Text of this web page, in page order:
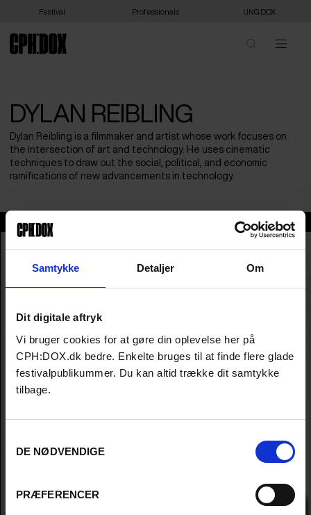
Samtykke Detaljer Om
Dit digitale aftryk
Vi bruger cookies for at gøre din oplevelse her på
CPH:DOX.dk bedre. Enkelte bruges til at finde flere glade
festivalpublikummer. Du kan altid trække dit samtykke
tilbage.
DE NØDVENDIGE
PRÆFERENCER
Festival Professionals UNG:DOX
DYLAN REIBLING
Dylan Reibling is a filmmaker and artist whose work focuses on
the intersection of art and technology. He uses cinematic
techniques to draw out the social, political, and economic
ramifications of new advancements in technology.
Dylan Reibling